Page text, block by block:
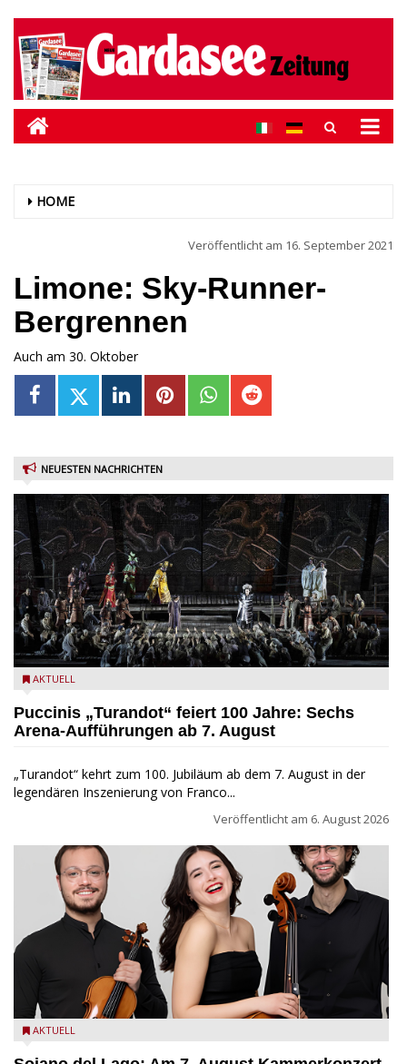
HOME
Veröffentlicht am 16. September 2021
Limone: Sky-Runner-
Bergrennen
Auch am 30. Oktober
NEUESTEN NACHRICHTEN
Turandot in der Arena von Verona - Ennevi für Fondazione
AKTUELL
Puccinis „Turandot“ feiert 100 Jahre: Sechs
Arena-Aufführungen ab 7. August
„Turandot“ kehrt zum 100. Jubiläum ab dem 7. August in der
legendären Inszenierung von Franco...
Veröffentlicht am 6. August 2026
Trio Adamello
AKTUELL